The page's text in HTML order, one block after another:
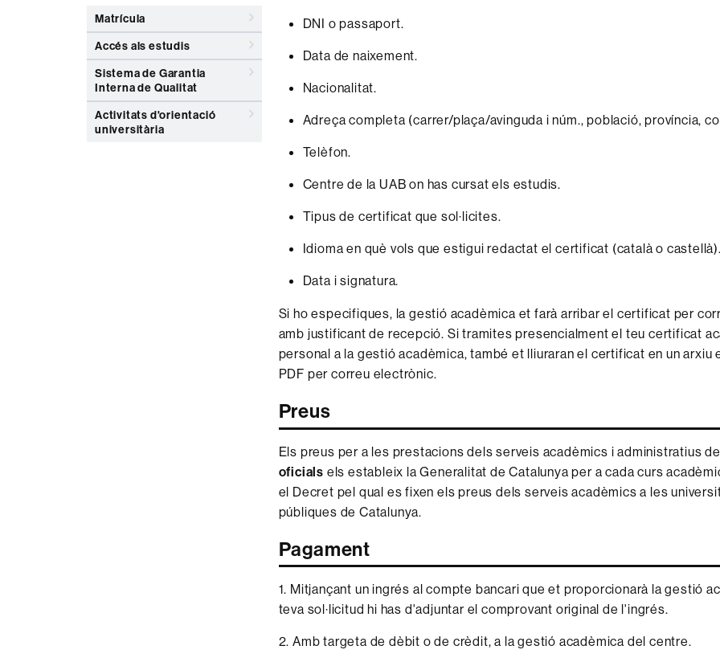
Matrícula
Accés als estudis
Sistema de Garantia
Interna de Qualitat
Activitats d'orientació
universitària
DNI o passaport.
Data de naixement.
Nacionalitat.
Adreça completa (carrer/plaça/avinguda i núm., població, província,
Telèfon.
Centre de la UAB on has cursat els estudis.
Tipus de certificat que sol·licites.
Idioma en què vols que estigui redactat el certificat (català o castellà).
Data i signatura.
Si ho especifiques, la gestió acadèmica et farà arribar el certificat per
amb justificant de recepció. Si tramites presencialment el teu certificat
personal a la gestió acadèmica, també et lliuraran el certificat en un arxiu
PDF per correu electrònic.
Preus
Els preus per a les prestacions dels serveis acadèmics i administratius
oficials els estableix la Generalitat de Catalunya per a cada curs
el Decret pel qual es fixen els preus dels serveis acadèmics a les
públiques de Catalunya.
Pagament
1. Mitjançant un ingrés al compte bancari que et proporcionarà la gestió
teva sol·licitud hi has d'adjuntar el comprovant original de l'ingrés.
2. Amb targeta de dèbit o de crèdit, a la gestió acadèmica del centre.